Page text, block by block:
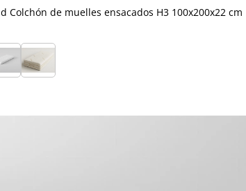
Colchón de muelles ensacados H3 100x200x22 cm